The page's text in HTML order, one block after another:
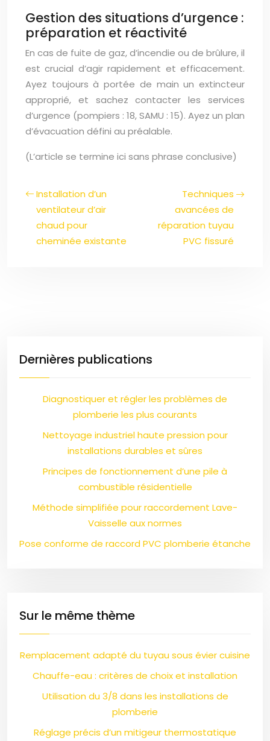
Gestion des situations d’urgence :
préparation et réactivité
En cas de fuite de gaz, d’incendie ou de brûlure, il
est crucial d’agir rapidement et efficacement.
Ayez toujours à portée de main un extincteur
approprié, et sachez contacter les services
d’urgence (pompiers : 18, SAMU : 15). Ayez un plan
d’évacuation défini au préalable.
(L’article se termine ici sans phrase conclusive)
Installation d’un
ventilateur d’air
chaud pour
cheminée existante
Techniques
avancées de
réparation tuyau
PVC fissuré
Dernières publications
Diagnostiquer et régler les problèmes de
plomberie les plus courants
Nettoyage industriel haute pression pour
installations durables et sûres
Principes de fonctionnement d’une pile à
combustible résidentielle
Méthode simplifiée pour raccordement Lave-
Vaisselle aux normes
Pose conforme de raccord PVC plomberie étanche
Sur le même thème
Remplacement adapté du tuyau sous évier cuisine
Chauffe-eau : critères de choix et installation
Utilisation du 3/8 dans les installations de
plomberie
Réglage précis d’un mitigeur thermostatique